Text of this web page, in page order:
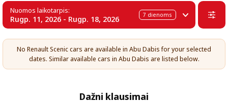
Nuomos laikotarpis:
Rugp. 11, 2026 - Rugp. 18, 2026 7 dienoms
No Renault Scenic cars are available in Abu Dabis for your selected
dates. Similar available cars in Abu Dabis are listed below.
Dažni klausimai